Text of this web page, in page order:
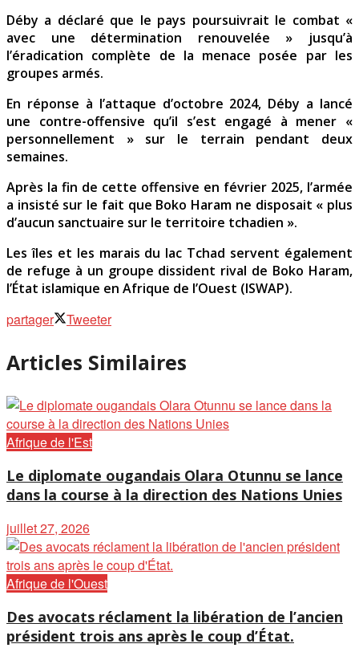
Déby a déclaré que le pays poursuivrait le combat «
avec une détermination renouvelée » jusqu’à
l’éradication complète de la menace posée par les
groupes armés.
En réponse à l’attaque d’octobre 2024, Déby a lancé
une contre-offensive qu’il s’est engagé à mener «
personnellement » sur le terrain pendant deux
semaines.
Après la fin de cette offensive en février 2025, l’armée
a insisté sur le fait que Boko Haram ne disposait « plus
d’aucun sanctuaire sur le territoire tchadien ».
Les îles et les marais du lac Tchad servent également
de refuge à un groupe dissident rival de Boko Haram,
l’État islamique en Afrique de l’Ouest (ISWAP).
partager Tweeter
Articles Similaires
Afrique de l'Est
Le diplomate ougandais Olara Otunnu se lance
dans la course à la direction des Nations Unies
juillet 27, 2026
Afrique de l'Ouest
Des avocats réclament la libération de l’ancien
président trois ans après le coup d’État.